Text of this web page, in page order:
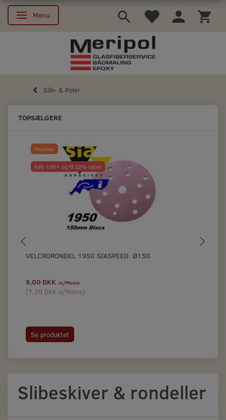
Skifte navigation
Menu
Slib- & Poler
TOPSÆLGERE
Populær
Køb 100+ og få 22% rabat
VELCRORONDEL 1950 SIASPEED. Ø150
9,00 DKK m/Moms
(7,20 DKK u/Moms)
Se produktet
Slibeskiver & rondeller